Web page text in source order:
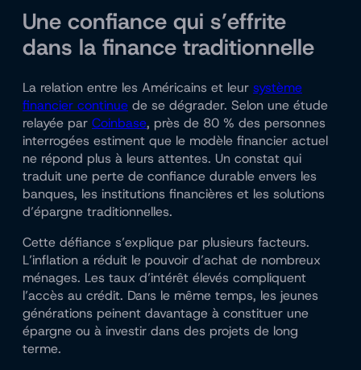
Une confiance qui s’effrite
dans la finance traditionnelle
La relation entre les Américains et leur système
financier continue de se dégrader. Selon une étude
relayée par Coinbase, près de 80 % des personnes
interrogées estiment que le modèle financier actuel
ne répond plus à leurs attentes. Un constat qui
traduit une perte de confiance durable envers les
banques, les institutions financières et les solutions
d’épargne traditionnelles.
Cette défiance s’explique par plusieurs facteurs.
L’inflation a réduit le pouvoir d’achat de nombreux
ménages. Les taux d’intérêt élevés compliquent
l’accès au crédit. Dans le même temps, les jeunes
générations peinent davantage à constituer une
épargne ou à investir dans des projets de long
terme.